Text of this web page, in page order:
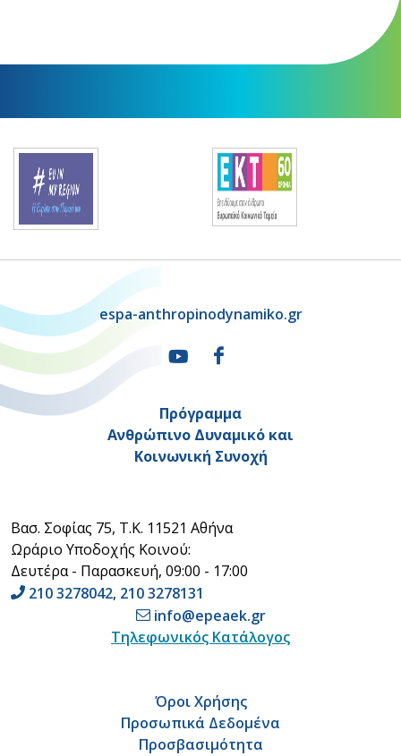
espa-anthropinodynamiko.gr
Βασ. Σοφίας 75, Τ.Κ. 11521 Αθήνα
Ωράριο Υποδοχής Κοινού:
Δευτέρα - Παρασκευή, 09:00 - 17:00
210 3278042, 210 3278131
info@epeaek.gr
Τηλεφωνικός Κατάλογος
Πρόγραμμα
Ανθρώπινο Δυναμικό και
Κοινωνική Συνοχή
Όροι Χρήσης
Προσωπικά Δεδομένα
Προσβασιμότητα